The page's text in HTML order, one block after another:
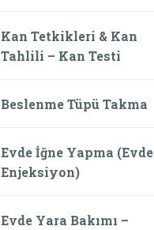
Kan Tetkikleri & Kan
Tahlili – Kan Testi
Beslenme Tüpü Takma
Evde İğne Yapma (Evde
Enjeksiyon)
Evde Yara Bakımı –